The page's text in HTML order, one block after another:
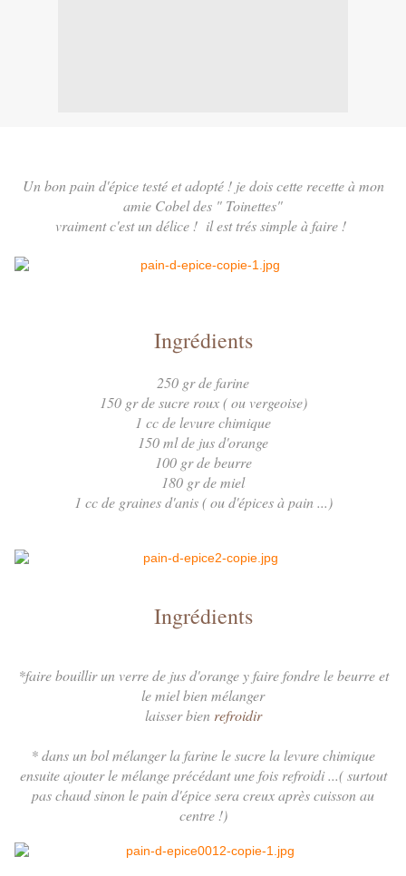
Un bon pain d'épice testé et adopté ! je dois cette recette à mon
amie Cobel des " Toinettes"
vraiment c'est un délice ! il est trés simple à faire !
Ingrédients
250 gr de farine
150 gr de sucre roux ( ou vergeoise)
1 cc de levure chimique
150 ml de jus d'orange
100 gr de beurre
180 gr de miel
1 cc de graines d'anis ( ou d'épices à pain ...)
Ingrédients
*faire bouillir un verre de jus d'orange y faire fondre le beurre et
le miel bien mélanger
laisser bien refroidir
* dans un bol mélanger la farine le sucre la levure chimique
ensuite ajouter le mélange précédant une fois refroidi ...( surtout
pas chaud sinon le pain d'épice sera creux après cuisson au
centre !)